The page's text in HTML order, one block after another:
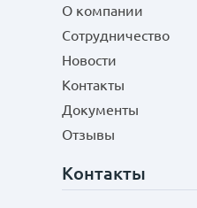
О компании
Сотрудничество
Новости
Контакты
Документы
Отзывы
Контакты